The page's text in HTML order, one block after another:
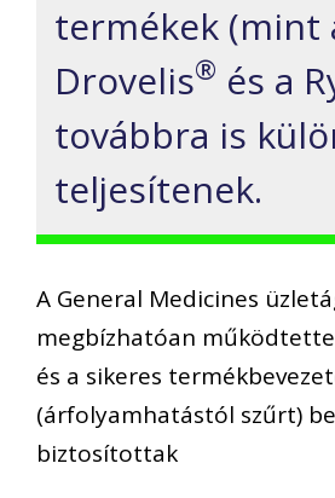
termékek (mint
Drovelis® és a
továbbra is
teljesítenek.
A General Medicines
megbízhatóan
és a sikeres
(árfolyamhatástól szűrt)
biztosítottak